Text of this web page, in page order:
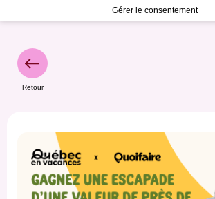
Gérer le consentement
Retour